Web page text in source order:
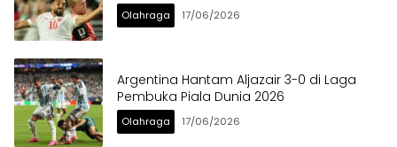
Olahraga 17/06/2026
Argentina Hantam Aljazair 3-0 di Laga
Pembuka Piala Dunia 2026
Olahraga 17/06/2026